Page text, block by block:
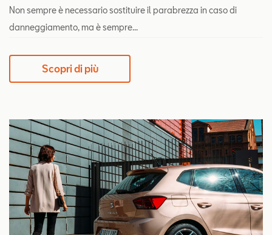
Non sempre è necessario sostituire il parabrezza in caso di
danneggiamento, ma è sempre...
Scopri di più